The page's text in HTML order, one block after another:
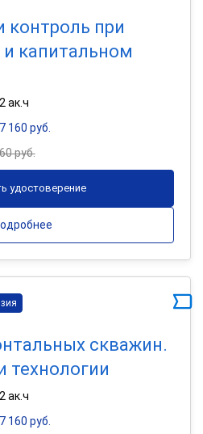
контроль при
и капитальном
ак.ч
160 руб.
руб.
удостоверение
скважин.
технологии
ак.ч
160 руб.